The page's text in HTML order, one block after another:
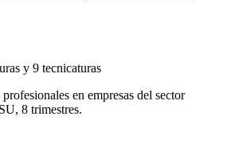
y 9 tecnicaturas
en empresas del sector
8 trimestres.